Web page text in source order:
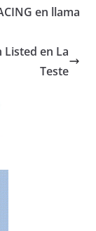
en llama
Listed en La
Teste